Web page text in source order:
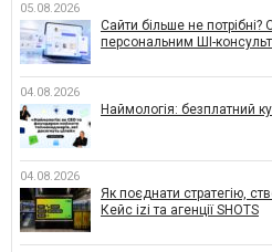
05.08.2026
Сайти більше не потрібні?
персональним ШІ-
04.08.2026
Наймологія: безплатний
04.08.2026
Як поєднати стратегію,
Кейс izi та агенції SHOTS